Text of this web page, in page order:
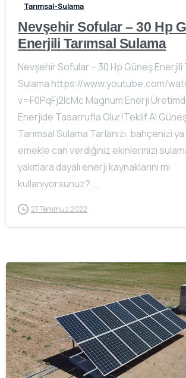
Tarımsal-Sulama
Nevşehir Sofular – 30 Hp
Enerjili Tarımsal Sulama
Nevşehir Sofular – 30 Hp Güneş Enerjili
Sulama https://www.youtube.com/
v=F0PqFj2lcMc Magnum Enerji
Enerjide Tasarrufla Olur!Teklif Al
Tarımsal Sulama Tarlanızı, bahçenizi
emekle can verdiğiniz ekinlerinizi
yakıtlara dayalı enerji kaynaklarını mı
kullanıyorsunuz?...
27 Temmuz 2022